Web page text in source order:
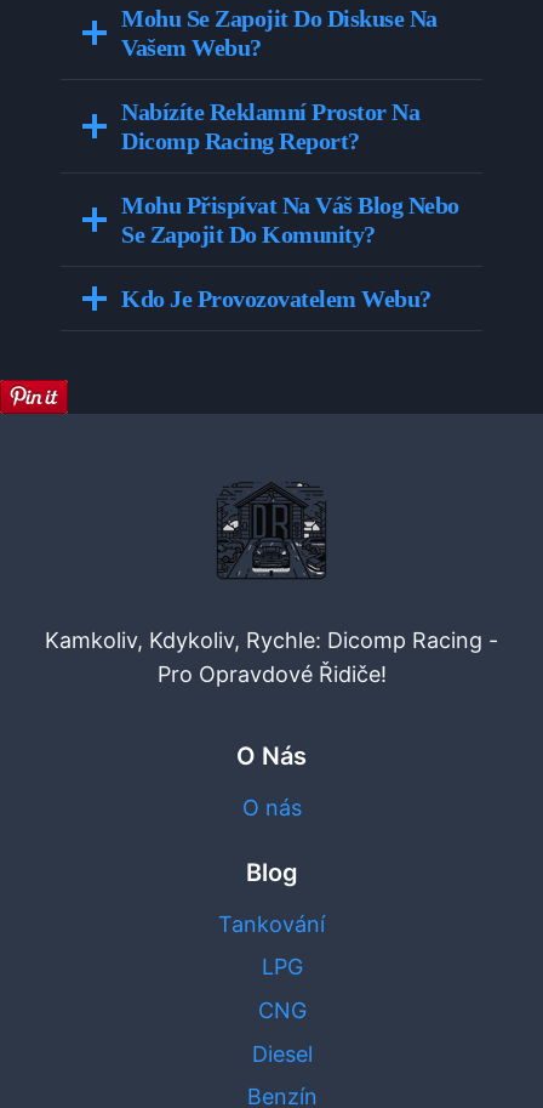
Mohu Se Zapojit Do Diskuse Na
Vašem Webu?
Nabízíte Reklamní Prostor Na
Dicomp Racing Report?
Mohu Přispívat Na Váš Blog Nebo
Se Zapojit Do Komunity?
Kdo Je Provozovatelem Webu?
Kamkoliv, Kdykoliv, Rychle: Dicomp Racing -
Pro Opravdové Řidiče!
O Nás
O nás
Blog
Tankování
LPG
CNG
Diesel
Benzín